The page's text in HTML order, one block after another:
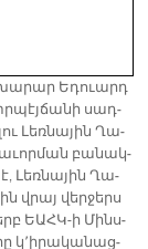
Ե­դուարդ
սադ­
Լեռ­նա­յին Ղա­
բա­նակ­
Լեռ­նա­յին Ղա­
վրայ վեր­ջերս
ԵԱՀԿ-ի Մինս­
կ՚ի­րա­կա­նաց­